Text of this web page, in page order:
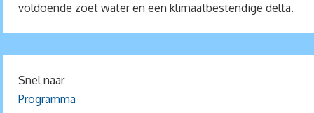
voldoende zoet water en een klimaatbestendige delta.
Snel naar
Programma